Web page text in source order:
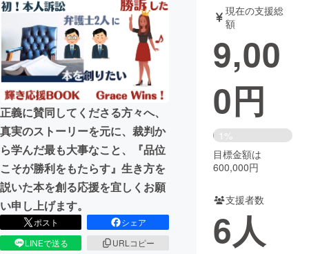
アート・写真 音楽
テクノロジー・ガジェット ゲーム・サ
映像・映画 書籍・雑誌
ビジネス・起業 チャレンジ
まちづくり・地域活性化
CAMPFIRE for Social Good
CAMPFIRE Creation
CAMPFIREふるさと納税
コミュニティ
正義に賛同してくださる方々へ、
真実のストーリーを元に、裁判か
ら学んだ最も大事なこと、『品位
こそが勝利をもたらす』生き方を
説いた本を創る応援を宜しくお願
い申し上げます。
ポスト
シェア
LINEで送る
URLコピー
現在の支援総
額
9,00
0円
1%
目標金額は
600,000円
支援者数
6人